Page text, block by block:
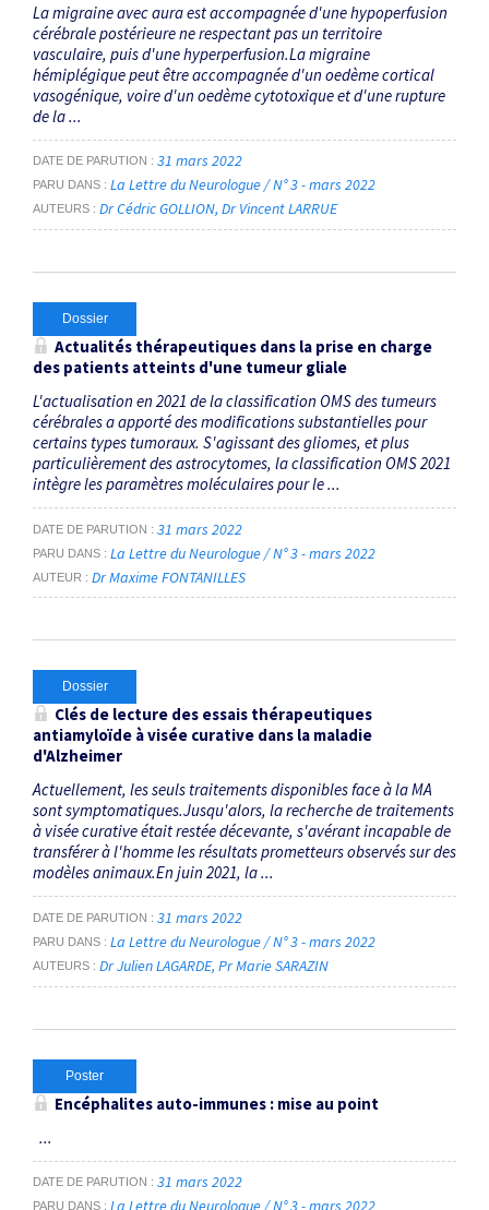
La migraine avec aura est accompagnée d'une hypoperfusion
cérébrale postérieure ne respectant pas un territoire
vasculaire, puis d'une hyperperfusion.La migraine
hémiplégique peut être accompagnée d'un oedème cortical
vasogénique, voire d'un oedème cytotoxique et d'une rupture
de la ...
DATE DE PARUTION 31 mars 2022
PARU DANS La Lettre du Neurologue / N° 3 - mars 2022
AUTEURS Dr Cédric GOLLION Dr Vincent LARRUE
Dossier
Actualités thérapeutiques dans la prise en charge
des patients atteints d'une tumeur gliale
L'actualisation en 2021 de la classification OMS des tumeurs
cérébrales a apporté des modifications substantielles pour
certains types tumoraux. S'agissant des gliomes, et plus
particulièrement des astro­cytomes, la classification OMS 2021
intègre les paramètres moléculaires pour le ...
DATE DE PARUTION 31 mars 2022
PARU DANS La Lettre du Neurologue / N° 3 - mars 2022
AUTEUR Dr Maxime FONTANILLES
Dossier
Clés de lecture des essais thérapeutiques
antiamyloïde à visée curative dans la maladie
d'Alzheimer
Actuellement, les seuls traitements disponibles face à la MA
sont symptomatiques.Jusqu'alors, la recherche de traitements
à visée curative était restée décevante, s'avérant incapable de
transférer à l'homme les résultats prometteurs observés sur des
modèles animaux.En juin 2021, la ...
DATE DE PARUTION 31 mars 2022
PARU DANS La Lettre du Neurologue / N° 3 - mars 2022
AUTEURS Dr Julien LAGARDE Pr Marie SARAZIN
Poster
Encéphalites auto-immunes : mise au point
...
DATE DE PARUTION 31 mars 2022
PARU DANS La Lettre du Neurologue / N° 3 - mars 2022